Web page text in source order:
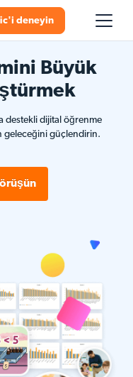
deneyin
Büyük
destekli dijital öğrenme
geleceğini güçlendirin.